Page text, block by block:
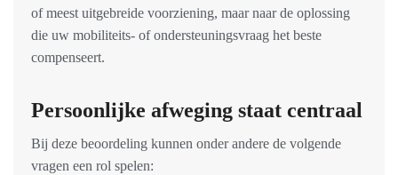
of meest uitgebreide voorziening, maar naar de oplossing
die uw mobiliteits- of ondersteuningsvraag het beste
compenseert.
Persoonlijke afweging staat centraal
Bij deze beoordeling kunnen onder andere de volgende
vragen een rol spelen: